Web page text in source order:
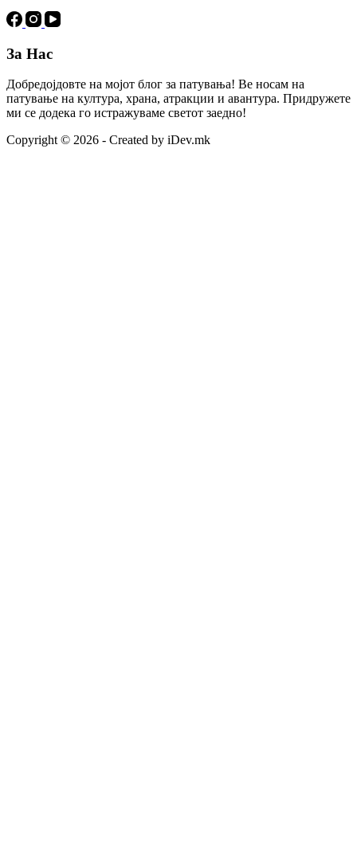
За Нас
Добредојдовте на мојот блог за патувања! Ве носам на
патување на култура, храна, атракции и авантура. Придружете
ми се додека го истражуваме светот заедно!
Copyright © 2026 - Created by iDev.mk